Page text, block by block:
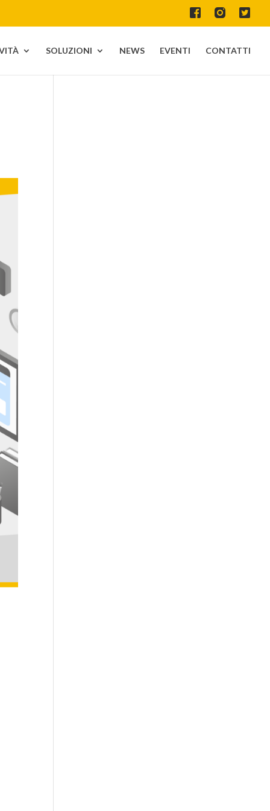
SOLUZIONI NEWS EVENTI CONTATTI